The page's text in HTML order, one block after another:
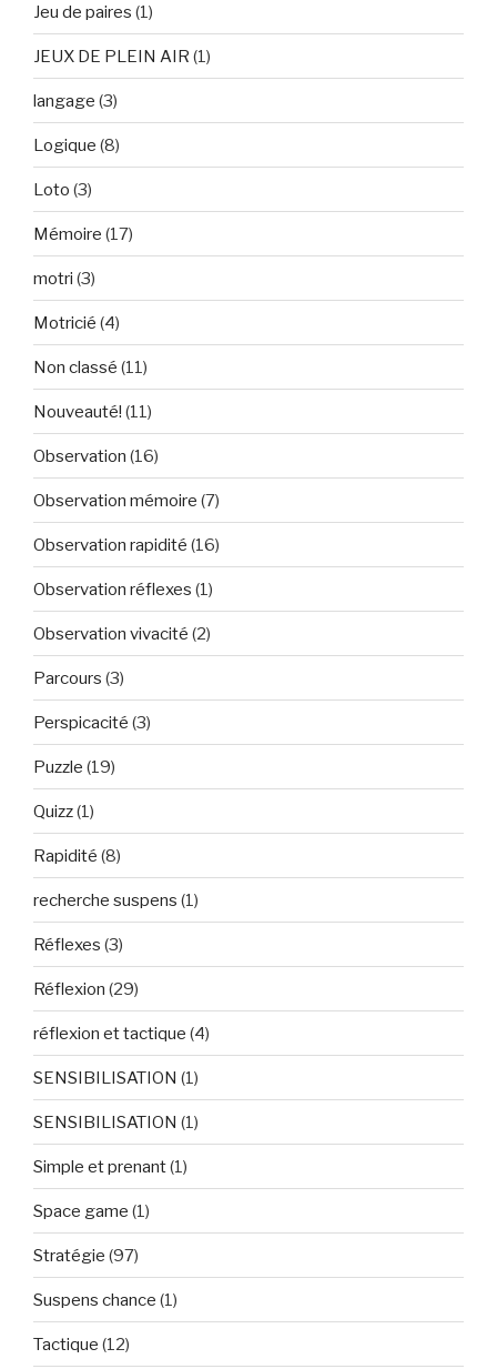
Jeu de paires (1)
JEUX DE PLEIN AIR (1)
langage (3)
Logique (8)
Loto (3)
Mémoire (17)
motri (3)
Motricié (4)
Non classé (11)
Nouveauté! (11)
Observation (16)
Observation mémoire (7)
Observation rapidité (16)
Observation réflexes (1)
Observation vivacité (2)
Parcours (3)
Perspicacité (3)
Puzzle (19)
Quizz(1)
Rapidité (8)
recherche suspens (1)
Réflexes (3)
Réflexion (29)
réflexion et tactique (4)
SENSIBILISATION (1)
SENSIBILISATION (1)
Simple et prenant(1)
Space game (1)
Stratégie (97)
Suspens chance (1)
Tactique (12)